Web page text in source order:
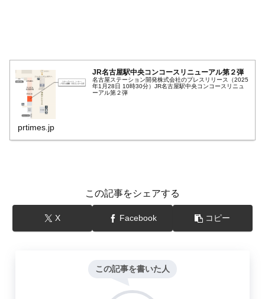
JR名古屋駅中央コンコースリニューアル第２弾
名古屋ステーション開発株式会社のプレスリリース（2025
年1月28日 10時30分）JR名古屋駅中央コンコースリニュ
ーアル第２弾
prtimes.jp
この記事をシェアする
X Facebook コピー
この記事を書いた人